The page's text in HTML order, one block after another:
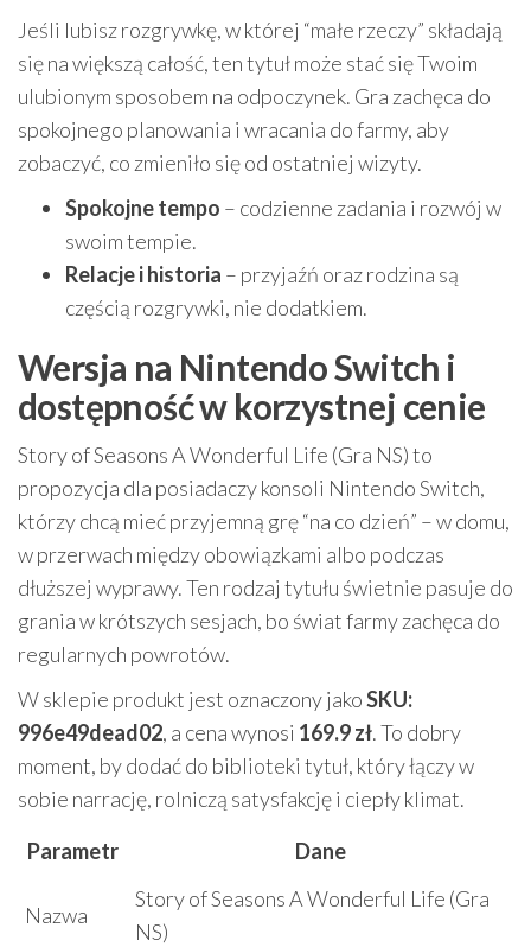
Jeśli lubisz rozgrywkę, w której “małe rzeczy” składają
się na większą całość, ten tytuł może stać się Twoim
ulubionym sposobem na odpoczynek. Gra zachęca do
spokojnego planowania i wracania do farmy, aby
zobaczyć, co zmieniło się od ostatniej wizyty.
Spokojne tempo – codzienne zadania i rozwój w
swoim tempie.
Relacje i historia – przyjaźń oraz rodzina są
częścią rozgrywki, nie dodatkiem.
Wersja na Nintendo Switch i
dostępność w korzystnej cenie
Story of Seasons A Wonderful Life (Gra NS) to
propozycja dla posiadaczy konsoli Nintendo Switch,
którzy chcą mieć przyjemną grę “na co dzień” – w domu,
w przerwach między obowiązkami albo podczas
dłuższej wyprawy. Ten rodzaj tytułu świetnie pasuje do
grania w krótszych sesjach, bo świat farmy zachęca do
regularnych powrotów.
W sklepie produkt jest oznaczony jakoSKU:
996e49dead02, a cena wynosi 169.9 zł. To dobry
moment, by dodać do biblioteki tytuł, który łączy w
sobie narrację, rolniczą satysfakcję i ciepły klimat.
Parametr
Dane
Nazwa
Story of Seasons A Wonderful Life (Gra
NS)